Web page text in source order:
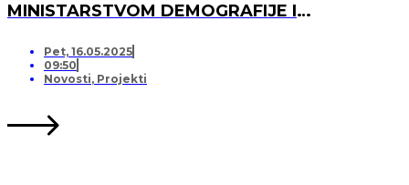
MINISTARSTVOM DEMOGRAFIJE I
OPREMANJA DJEČJEG IGRALIŠTA U DV
MARINA, PO „KRIJESNICA“U POZORCU
Pet, 16.05.2025
09:50
Novosti, Projekti